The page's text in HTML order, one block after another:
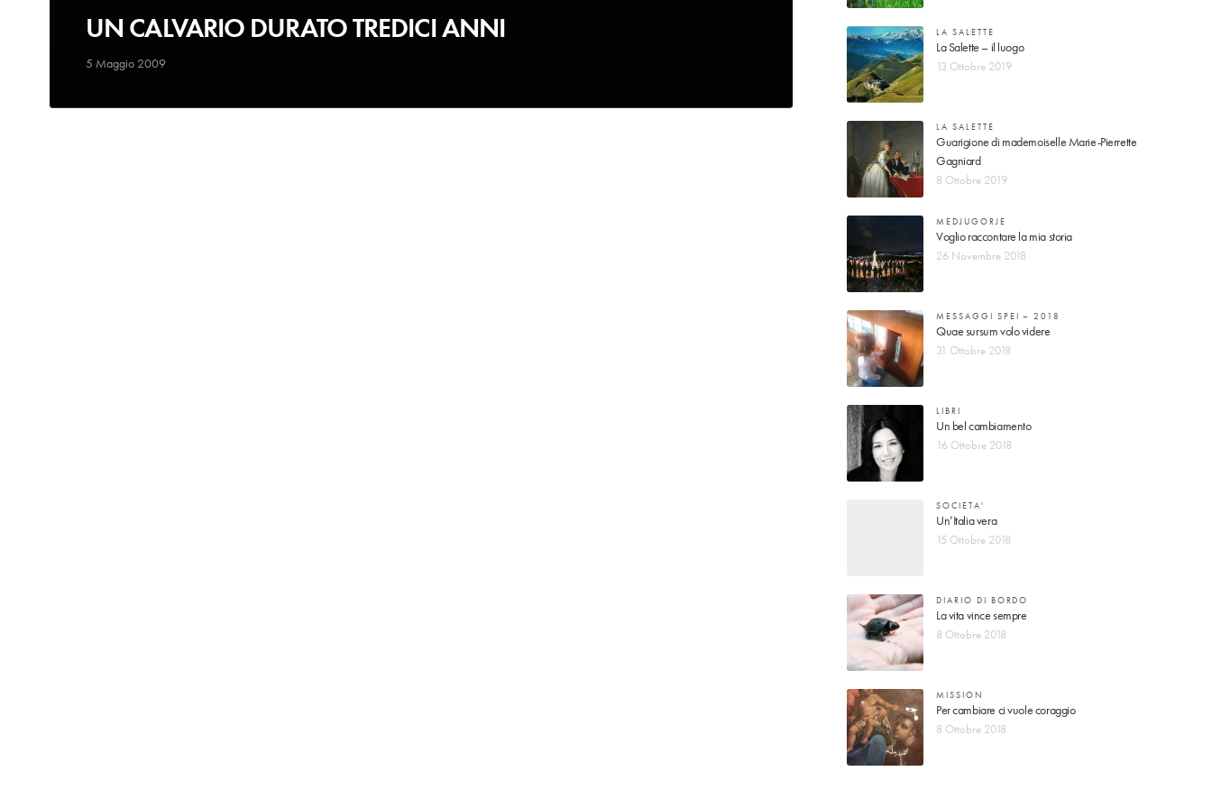
UN CALVARIO DURATO TREDICI ANNI
5 Maggio 2009
LA SALETTE
La Salette – il luogo
13 Ottobre 2019
LA SALETTE
Guarigione di mademoiselle Marie-Pierrette
Gagniard
8 Ottobre 2019
MEDJUGORJE
Voglio raccontare la mia storia
26 Novembre 2018
MESSAGGI SPEI – 2018
Quae sursum volo videre
31 Ottobre 2018
LIBRI
Un bel cambiamento
16 Ottobre 2018
SOCIETA'
Un’Italia vera
15 Ottobre 2018
DIARIO DI BORDO
La vita vince sempre
8 Ottobre 2018
MISSION
Per cambiare ci vuole coraggio
8 Ottobre 2018